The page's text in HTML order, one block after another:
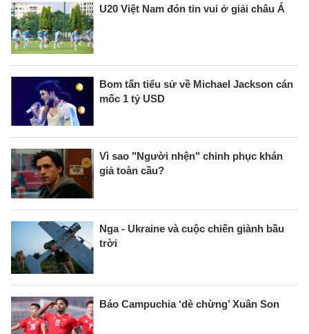
U20 Việt Nam đón tin vui ở giải châu Á
Bom tấn tiểu sử về Michael Jackson cán
mốc 1 tỷ USD
Vì sao "Người nhện" chinh phục khán
giả toàn cầu?
Nga - Ukraine và cuộc chiến giành bầu
trời
Báo Campuchia ‘dè chừng’ Xuân Son